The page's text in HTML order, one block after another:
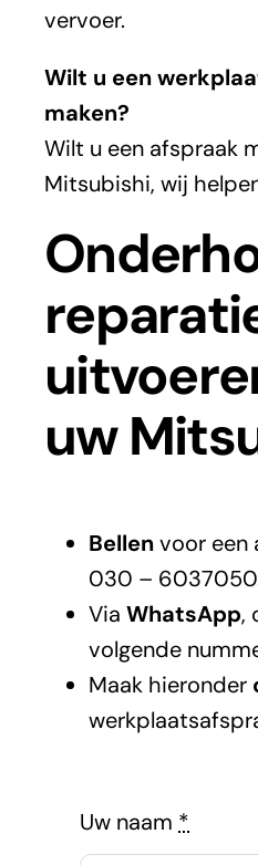
vervoer.
Wilt u een
maken?
Wilt u een afspraak
Mitsubishi, wij
uw
Bellenvoor een
030 –
Via WhatsApp,
volgende
Maak hieronder
Uw naam *